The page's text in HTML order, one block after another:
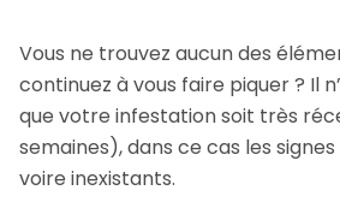
Vous ne trouvez aucun des
continuez à vous faire piquer ? Il
que votre infestation soit très
semaines), dans ce cas les
voire inexistants.